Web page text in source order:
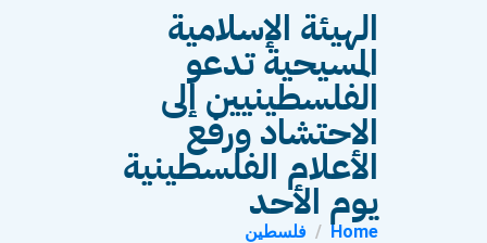
الهيئة الإسلامية
المسيحية تدعو
الفلسطينيين إلى
الاحتشاد ورفع
الأعلام الفلسطينية
يوم الأحد
Home
فلسطين